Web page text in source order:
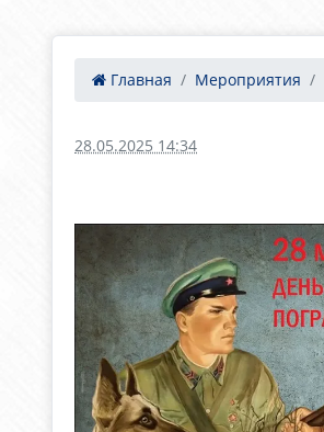
Главная Мероприятия
28.05.2025 14:34